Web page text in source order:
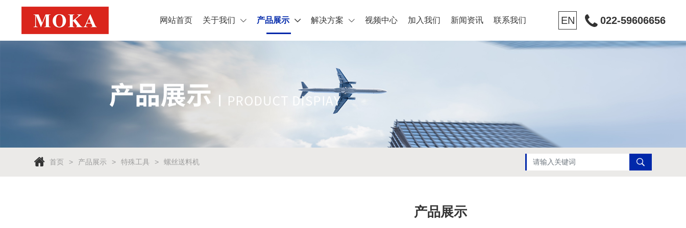
网站首页 关于我们 产品展示 解决方案 视频中心 加入我们 新闻资讯 联系我们 EN 022-59606656
首页 产品展示 特殊工具 螺丝送料机
产品展示